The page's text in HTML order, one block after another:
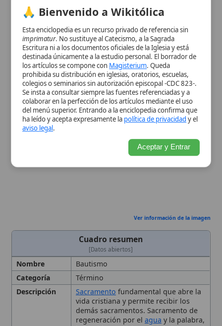
Ver información de la imagen
Cuadro resumen
[Datos abiertos]
Nombre
Bautismo
Categoría
Término
Descripción
Sacramentofundamental que abre la
vida cristiana y permite recibir los
demás sacramentos. Sacramento de
instituido por Cristo. El Bautismo es el
rito de iniciación que libera del
, confiere nueva vida en el
, la vestidura blanca y el
pecado original, adopción como hijo
Dios, incorporación al
y sello espiritual permanente
Referencias Citas a Tito 3:5, Hechos 16:15, 16:33,
18:8 y mandato de Jesús de bautizar a
todas las naciones.
Contexto
Practicado desdePentecostés;
reafirmado por elConcilio de Trento;
regulado por la Instrucción sobre el
Bautismo de Infantes (1980) y el